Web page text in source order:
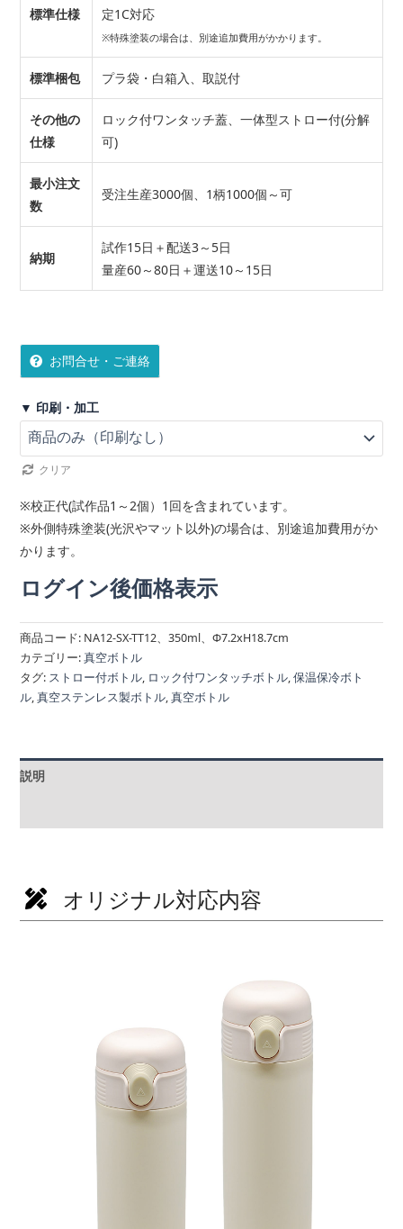
標準仕様
定1C対応
※特殊塗装の場合は、別途追加費用がかかります。
標準梱包 プラ袋・白箱入、取説付
その他の
仕様
ロック付ワンタッチ蓋、一体型ストロー付(分解
可)
最小注文
数
受注生産3000個、1柄1000個～可
納期
試作15日＋配送3～5日
量産60～80日＋運送10～15日
お問合せ・ご連絡
▼ 印刷・加工
クリア
※校正代(試作品1～2個）1回を含まれています。
※外側特殊塗装(光沢やマット以外)の場合は、別途追加費用がか
かります。
ログイン後価格表示
商品コード: NA12-SX-TT12、350ml、Φ7.2xH18.7cm
カテゴリー:真空ボトル
タグ: ストロー付ボトル, ロック付ワンタッチボトル,保温保冷ボト
ル,真空ステンレス製ボトル,真空ボトル
説明
オリジナル対応内容